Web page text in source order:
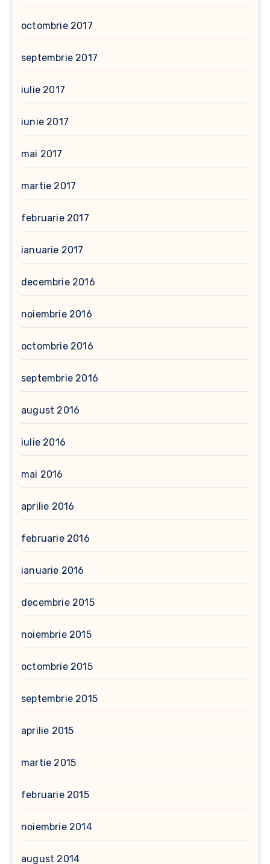
octombrie 2017
septembrie 2017
iulie 2017
iunie 2017
mai 2017
martie 2017
februarie 2017
ianuarie 2017
decembrie 2016
noiembrie 2016
octombrie 2016
septembrie 2016
august 2016
iulie 2016
mai 2016
aprilie 2016
februarie 2016
ianuarie 2016
decembrie 2015
noiembrie 2015
octombrie 2015
septembrie 2015
aprilie 2015
martie 2015
februarie 2015
noiembrie 2014
august 2014